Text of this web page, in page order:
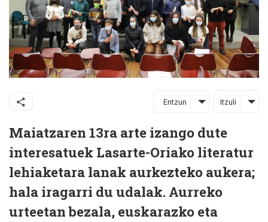
Entzun Itzuli
Maiatzaren 13ra arte izango dute
interesatuek Lasarte-Oriako literatur
lehiaketara lanak aurkezteko aukera;
hala iragarri du udalak. Aurreko
urteetan bezala, euskarazko eta